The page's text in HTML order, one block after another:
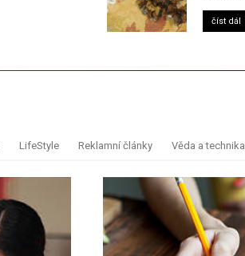
číst dál
LifeStyle Reklamní články Věda a technika